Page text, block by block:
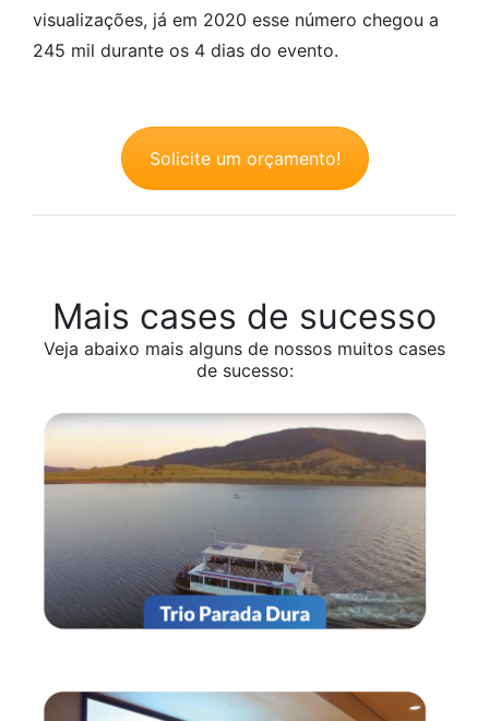
visualizações, já em 2020 esse número chegou a
245 mil durante os 4 dias do evento.
Solicite um orçamento!
Mais cases de sucesso
Veja abaixo mais alguns de nossos muitos cases
de sucesso: